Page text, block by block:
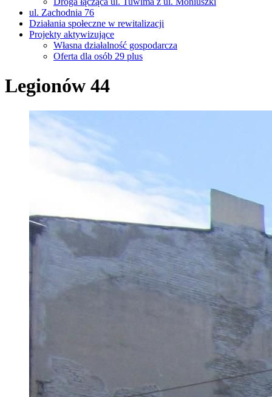
ul. Zachodnia 76
Działania społeczne w rewitalizacji
Projekty aktywizujące
Własna działalność gospodarcza
Oferta dla osób 29 plus
Legionów 44